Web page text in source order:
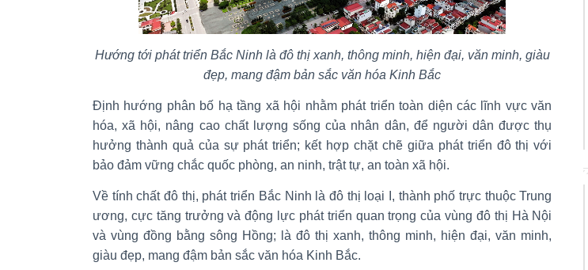
Hướng tới phát triển Bắc Ninh là đô thị xanh, thông minh, hiện đại, văn minh, giàu
đẹp, mang đậm bản sắc văn hóa Kinh Bắc
Định hướng phân bố hạ tầng xã hội nhằm phát triển toàn diện các lĩnh vực văn
hóa, xã hội, nâng cao chất lượng sống của nhân dân, để người dân được thụ
hưởng thành quả của sự phát triển; kết hợp chặt chẽ giữa phát triển đô thị với
bảo đảm vững chắc quốc phòng, an ninh, trật tự, an toàn xã hội.
Về tính chất đô thị, phát triển Bắc Ninh là đô thị loại I, thành phố trực thuộc Trung
ương, cực tăng trưởng và động lực phát triển quan trọng của vùng đô thị Hà Nội
và vùng đồng bằng sông Hồng; là đô thị xanh, thông minh, hiện đại, văn minh,
giàu đẹp, mang đậm bản sắc văn hóa Kinh Bắc.